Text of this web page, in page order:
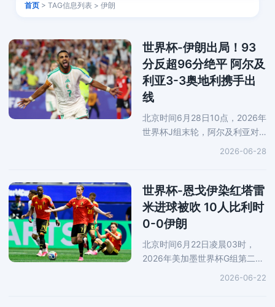
首页 > TAG信息列表 > 伊朗
世界杯-伊朗出局！93
分反超96分绝平 阿尔及
利亚3-3奥地利携手出
线
北京时间6月28日10点，2026年
世界杯J组末轮，阿尔及利亚对
阵奥地利。赛前，两队同积3
场，第28分钟，阿拉巴后场长传
发起进攻，阿瑙
2026-06-28
世界杯-恩戈伊染红塔雷
米进球被吹 10人比利时
0-0伊朗
北京时间6月22日凌晨03时，
2026年美加墨世界杯G组第二轮
在美国加利福尼亚州英格尔伍德
2026-06-22